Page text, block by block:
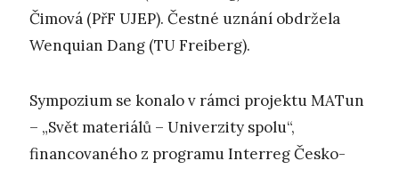
Čimová (PřF UJEP). Čestné uznání obdržela
Wenquian Dang (TU Freiberg).
Sympozium se konalo v rámci projektu MATun
– „Svět materiálů – Univerzity spolu“,
financovaného z programu Interreg Česko-